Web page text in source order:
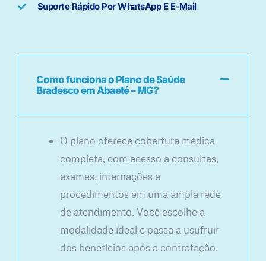
Suporte Rápido Por WhatsApp E E-Mail
Como funciona o Plano de Saúde
Bradesco em Abaeté – MG?
O plano oferece cobertura médica
completa, com acesso a consultas,
exames, internações e
procedimentos em uma ampla rede
de atendimento. Você escolhe a
modalidade ideal e passa a usufruir
dos benefícios após a contratação.